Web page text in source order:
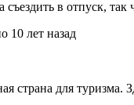
в отпуск, так
10 лет назад
страна для туризма.